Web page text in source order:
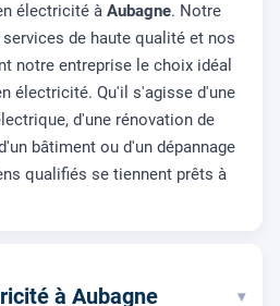
électricité à Aubagne. Notre
de haute qualité et nos
notre entreprise le choix idéal
électricité. Qu'il s'agisse d'une
d'une rénovation de
bâtiment ou d'un dépannage
qualifiés se tiennent prêts à
à Aubagne ▾